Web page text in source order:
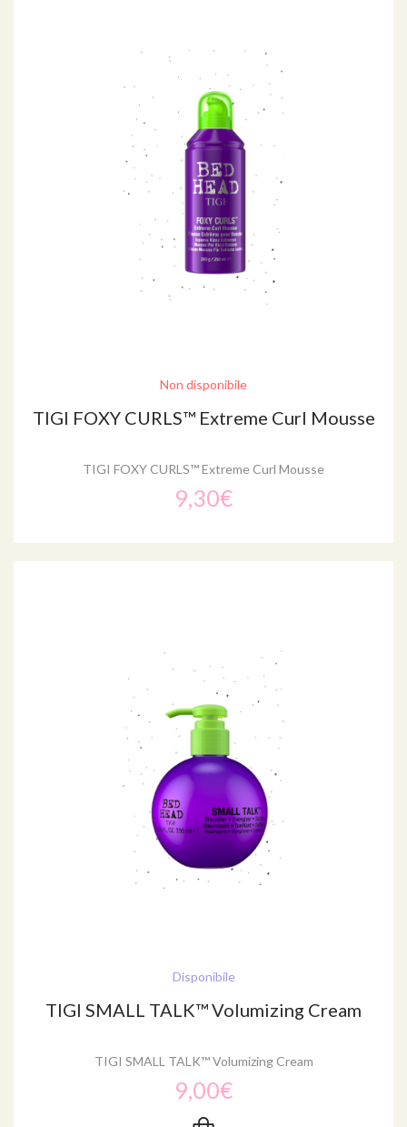
Non disponibile
TIGI FOXY CURLS™ Extreme Curl Mousse
TIGI FOXY CURLS™ Extreme Curl Mousse
9,30€
Disponibile
TIGI SMALL TALK™ Volumizing Cream
TIGI SMALL TALK™ Volumizing Cream
9,00€